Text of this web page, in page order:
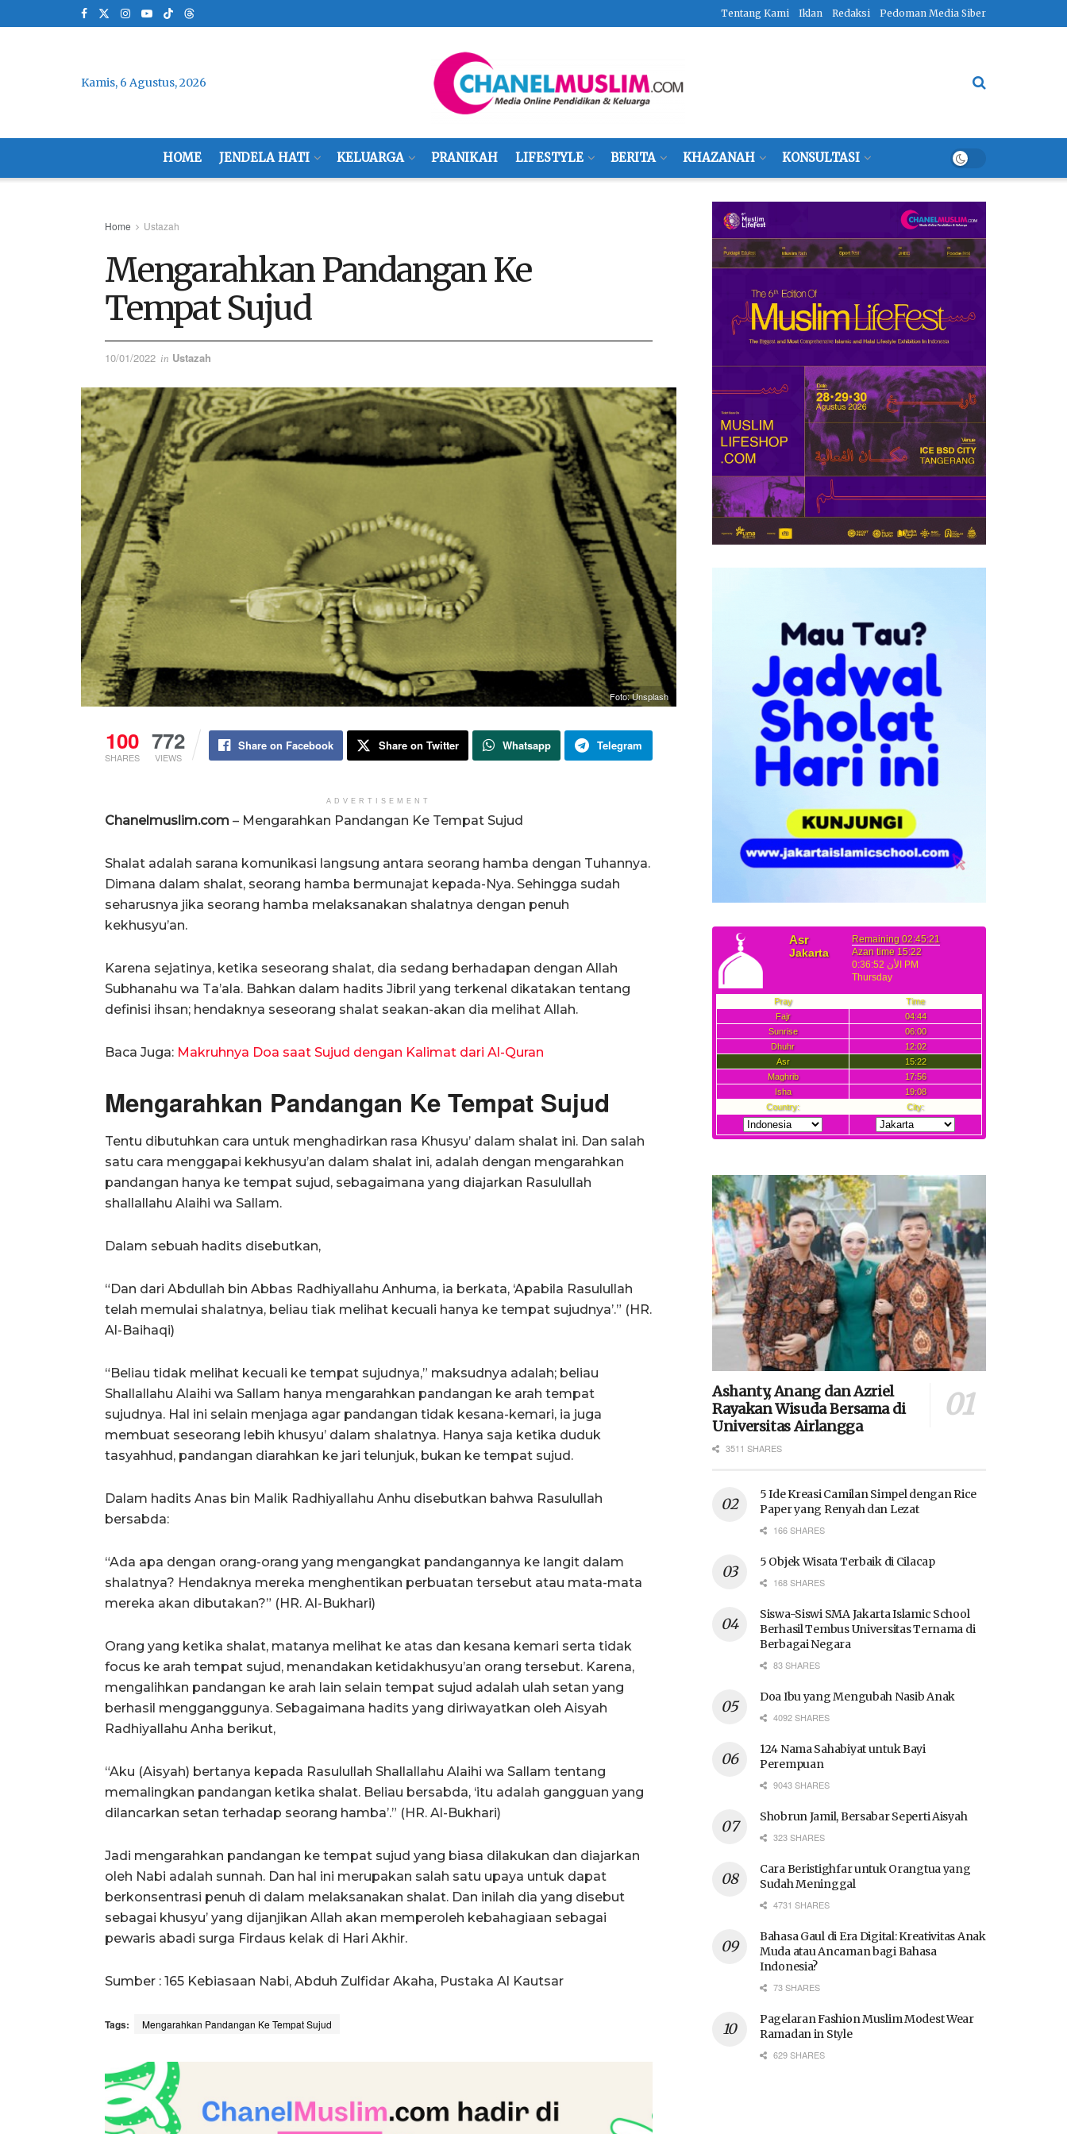
Tentang Kami Iklan Redaksi Pedoman Media Siber
Kamis, 6 Agustus, 2026
HOME JENDELA HATI KELUARGA PRANIKAH LIFESTYLE BERITA KHAZANAH KONSULTASI
Home Ustazah
Mengarahkan Pandangan Ke
Tempat Sujud
10/01/2022 in Ustazah
Foto: Unsplash
100
SHARES
772
VIEWS
Share on Facebook Share on Twitter Whatsapp Telegram
ADVERTISEMENT
Chanelmuslim.com – Mengarahkan Pandangan Ke Tempat Sujud
Shalat adalah sarana komunikasi langsung antara seorang hamba dengan Tuhannya.
Dimana dalam shalat, seorang hamba bermunajat kepada-Nya. Sehingga sudah
seharusnya jika seorang hamba melaksanakan shalatnya dengan penuh
kekhusyu’an.
Karena sejatinya, ketika seseorang shalat, dia sedang berhadapan dengan Allah
Subhanahu wa Ta’ala. Bahkan dalam hadits Jibril yang terkenal dikatakan tentang
definisi ihsan; hendaknya seseorang shalat seakan-akan dia melihat Allah.
Baca Juga: Makruhnya Doa saat Sujud dengan Kalimat dari Al-Quran
Mengarahkan Pandangan Ke Tempat Sujud
Tentu dibutuhkan cara untuk menghadirkan rasa Khusyu’ dalam shalat ini. Dan salah
satu cara menggapai kekhusyu’an dalam shalat ini, adalah dengan mengarahkan
pandangan hanya ke tempat sujud, sebagaimana yang diajarkan Rasulullah
shallallahu Alaihi wa Sallam.
Dalam sebuah hadits disebutkan,
“Dan dari Abdullah bin Abbas Radhiyallahu Anhuma, ia berkata, ‘Apabila Rasulullah
telah memulai shalatnya, beliau tiak melihat kecuali hanya ke tempat sujudnya’.” (HR.
Al-Baihaqi)
“Beliau tidak melihat kecuali ke tempat sujudnya,” maksudnya adalah; beliau
Shallallahu Alaihi wa Sallam hanya mengarahkan pandangan ke arah tempat
sujudnya. Hal ini selain menjaga agar pandangan tidak kesana-kemari, ia juga
membuat seseorang lebih khusyu’ dalam shalatnya. Hanya saja ketika duduk
tasyahhud, pandangan diarahkan ke jari telunjuk, bukan ke tempat sujud.
Dalam hadits Anas bin Malik Radhiyallahu Anhu disebutkan bahwa Rasulullah
bersabda:
“Ada apa dengan orang-orang yang mengangkat pandangannya ke langit dalam
shalatnya? Hendaknya mereka menghentikan perbuatan tersebut atau mata-mata
mereka akan dibutakan?” (HR. Al-Bukhari)
Orang yang ketika shalat, matanya melihat ke atas dan kesana kemari serta tidak
focus ke arah tempat sujud, menandakan ketidakhusyu’an orang tersebut. Karena,
mengalihkan pandangan ke arah lain selain tempat sujud adalah ulah setan yang
berhasil mengganggunya. Sebagaimana hadits yang diriwayatkan oleh Aisyah
Radhiyallahu Anha berikut,
“Aku (Aisyah) bertanya kepada Rasulullah Shallallahu Alaihi wa Sallam tentang
memalingkan pandangan ketika shalat. Beliau bersabda, ‘itu adalah gangguan yang
dilancarkan setan terhadap seorang hamba’.” (HR. Al-Bukhari)
Jadi mengarahkan pandangan ke tempat sujud yang biasa dilakukan dan diajarkan
oleh Nabi adalah sunnah. Dan hal ini merupakan salah satu upaya untuk dapat
berkonsentrasi penuh di dalam melaksanakan shalat. Dan inilah dia yang disebut
sebagai khusyu’ yang dijanjikan Allah akan memperoleh kebahagiaan sebagai
pewaris abadi surga Firdaus kelak di Hari Akhir.
Sumber : 165 Kebiasaan Nabi, Abduh Zulfidar Akaha, Pustaka Al Kautsar
Tags: Mengarahkan Pandangan Ke Tempat Sujud
Ashanty, Anang dan Azriel
Rayakan Wisuda Bersama di
Universitas Airlangga
3511 SHARES
5 Ide Kreasi Camilan Simpel dengan Rice
Paper yang Renyah dan Lezat
166 SHARES
5 Objek Wisata Terbaik di Cilacap
168 SHARES
Siswa-Siswi SMA Jakarta Islamic School
Berhasil Tembus Universitas Ternama di
Berbagai Negara
83 SHARES
Doa Ibu yang Mengubah Nasib Anak
4092 SHARES
124 Nama Sahabiyat untuk Bayi
Perempuan
9043 SHARES
Shobrun Jamil, Bersabar Seperti Aisyah
323 SHARES
Cara Beristighfar untuk Orangtua yang
Sudah Meninggal
4731 SHARES
Bahasa Gaul di Era Digital: Kreativitas Anak
Muda atau Ancaman bagi Bahasa
Indonesia?
73 SHARES
Pagelaran Fashion Muslim Modest Wear
Ramadan in Style
629 SHARES